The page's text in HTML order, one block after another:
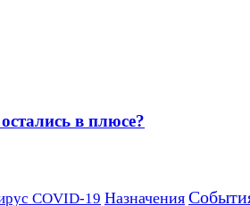
в плюсе?
COVID-19 Назначения